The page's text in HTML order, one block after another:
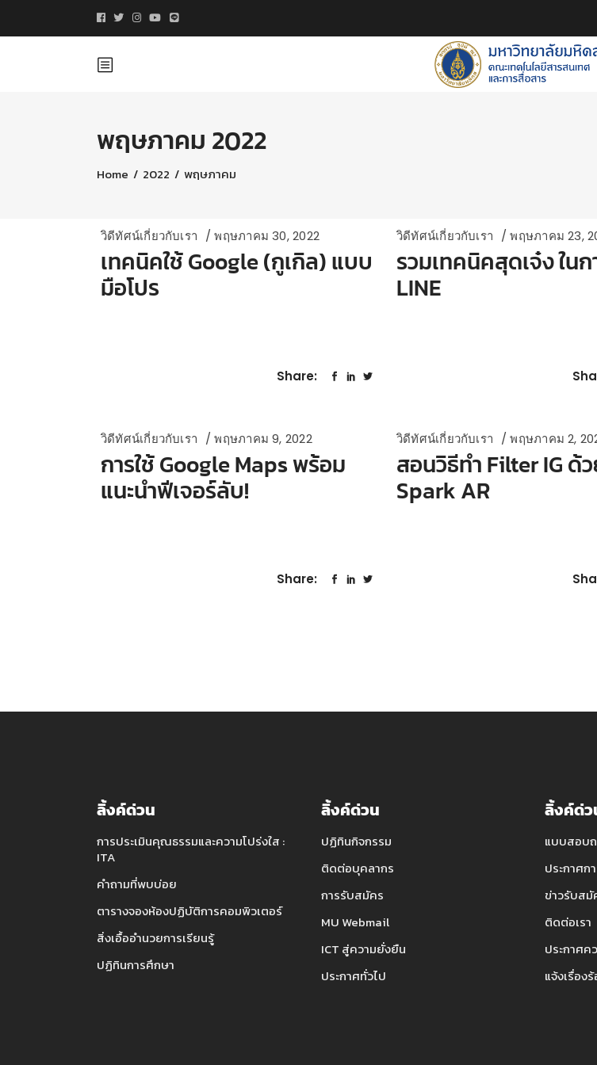
พฤษภาคม 2022
Home / 2022 / พฤษภาคม
วิดีทัศน์เกี่ยวกับเรา พฤษภาคม 30, 2022
เทคนิคใช้ Google (กูเกิล) แบบ
มือโปร
Share:
วิดีทัศน์เกี่ยวกับเรา พฤษภาคม 23,
รวมเทคนิคสุดเจ๋ง ในก
LINE
วิดีทัศน์เกี่ยวกับเรา พฤษภาคม 9, 2022
การใช้ Google Maps พร้อม
แนะนำฟีเจอร์ลับ!
Share:
วิดีทัศน์เกี่ยวกับเรา พฤษภาคม 2,
สอนวิธีทำ Filter IG ด้
Spark AR
ลิ้งค์ด่วน
การประเมินคุณธรรมและความโปร่งใส :
ITA
คำถามที่พบบ่อย
ตารางจองห้องปฏิบัติการคอมพิวเตอร์
สิ่งเอื้ออำนวยการเรียนรู้
ปฏิทินการศึกษา
ลิ้งค์ด่วน
ปฏิทินกิจกรรม
ติดต่อบุคลากร
การรับสมัคร
MU Webmail
ICT สู่ความยั่งยืน
ประกาศทั่วไป
ลิ้งค์ด่
แบบสอบ
ประกาศก
ข่าวรับสมั
ติดต่อเรา
ประกาศค
แจ้งเรื่อง